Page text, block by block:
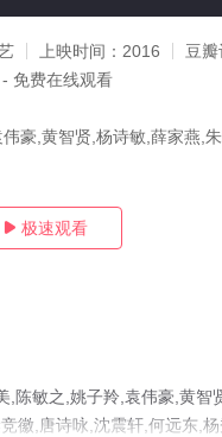
上映时间： 2016 豆瓣
- 免费在线观看
豪,黄智贤,杨诗敏,薛家燕,
 极速观看
陈敏之,姚子羚,袁伟豪,黄智
徽,唐诗咏,沈震轩,何远东,